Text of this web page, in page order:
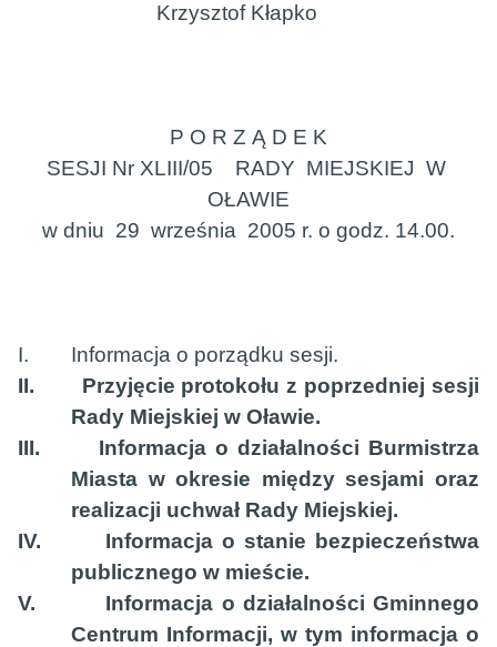
Krzysztof Kłapko
P O R Z Ą D E K
SESJI Nr XLIII/05
RADY MIEJSKIEJ W
OŁAWIE
w dniu 29 września 2005 r. o godz. 14.00.
I.
Informacja o porządku sesji.
II.
Przyjęcie protokołu z poprzedniej sesji
Rady Miejskiej w Oławie.
III.
Informacja o działalności Burmistrza
Miasta w okresie między sesjami oraz
realizacji uchwał Rady Miejskiej.
IV.
Informacja o stanie bezpieczeństwa
publicznego w mieście.
V.
Informacja o działalności Gminnego
Centrum Informacji, w tym informacja o